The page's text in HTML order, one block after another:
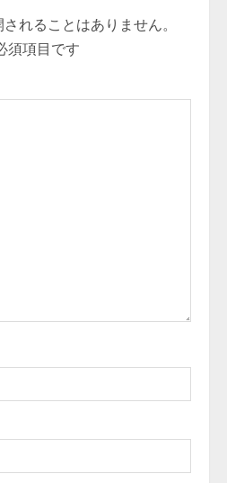
れることはありません。
須項目です